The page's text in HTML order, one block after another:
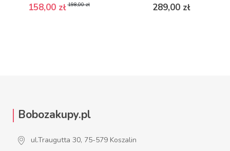
158,00 złCena podstawowa
198,00 zł
Cena
158,00 złCena podstawowa
198,00 zł
Cena 289,00 zł
Cena
289,00 zł
Cena
Bobozakupy.pl
ul.Traugutta 30, 75-579 Koszalin